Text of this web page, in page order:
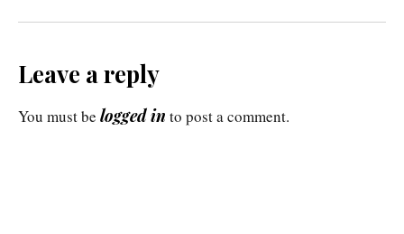
Leave a reply
You must be logged in to post a comment.